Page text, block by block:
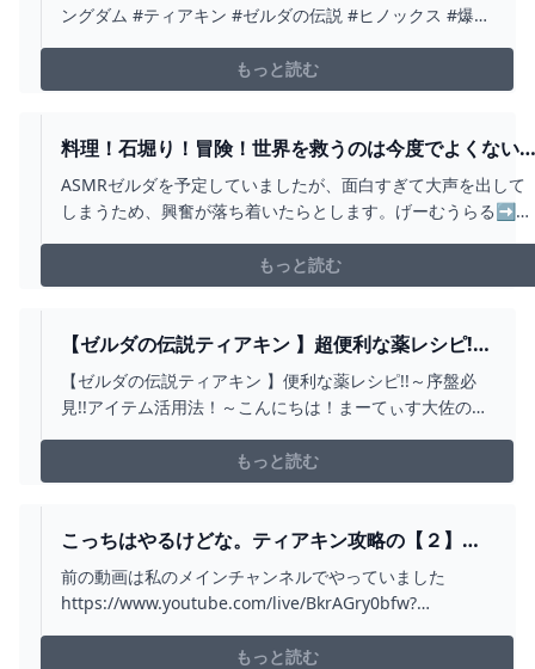
グダム】 - YOUTUBE
ングダム #ティアキン #ゼルダの伝説 #ヒノックス #爆弾
もっと読む
料理！石堀り！冒険！世界を救うのは今度でよくない
か・・・？【猫毛あむ】【ティアキン】 - YOUTUBE
ASMRゼルダを予定していましたが、面白すぎて大声を出して
しまうため、興奮が落ち着いたらとします。げーむうらる➡
+ﾟ*.｡●｡.*ﾟ・｡.｡+ﾟ*.｡●｡.*ﾟ・｡.｡+ﾟ.｡●👀あむを監視しま...
もっと読む
【ゼルダの伝説ティアキン 】超便利な薬レシピ!!
～序盤必見!!アイテム活用法！～ - YOUTUBE
【ゼルダの伝説ティアキン 】便利な薬レシピ!!～序盤必
見!!アイテム活用法！～こんにちは！まーてぃす大佐のお
のび薬 レシピ04:55 ～ がんばり薬 レシピ06:25 ～ ち
から薬 レシピ07:11 ～ ゴーゴー薬 レシピ08:43 ～ 滑
もっと読む
こっちはやるけどな。ティアキン攻略の【２】料
理レシピ埋める続き_と雑談 - YOUTUBE
前の動画は私のメインチャンネルでやっていました
https://www.youtube.com/live/BkrAGry0bfw?
もっと読む